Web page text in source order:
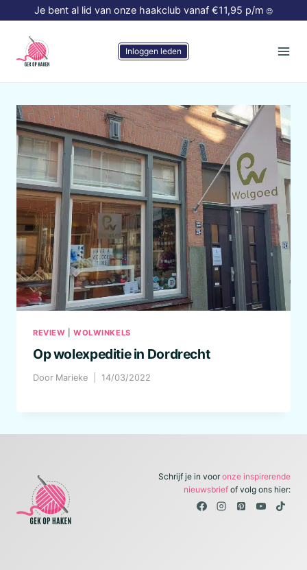
Doorgaan
naar
inhoud
Je bent al lid van onze haakclub vanaf €11,95 p/m 😍
Inloggen leden
REVIEW |WOLWINKELS
Op wolexpeditie in Dordrecht
Door Marieke 14/03/2022
Schrijf je in vooronze inspirerende
nieuwsbriefof volg ons hier: